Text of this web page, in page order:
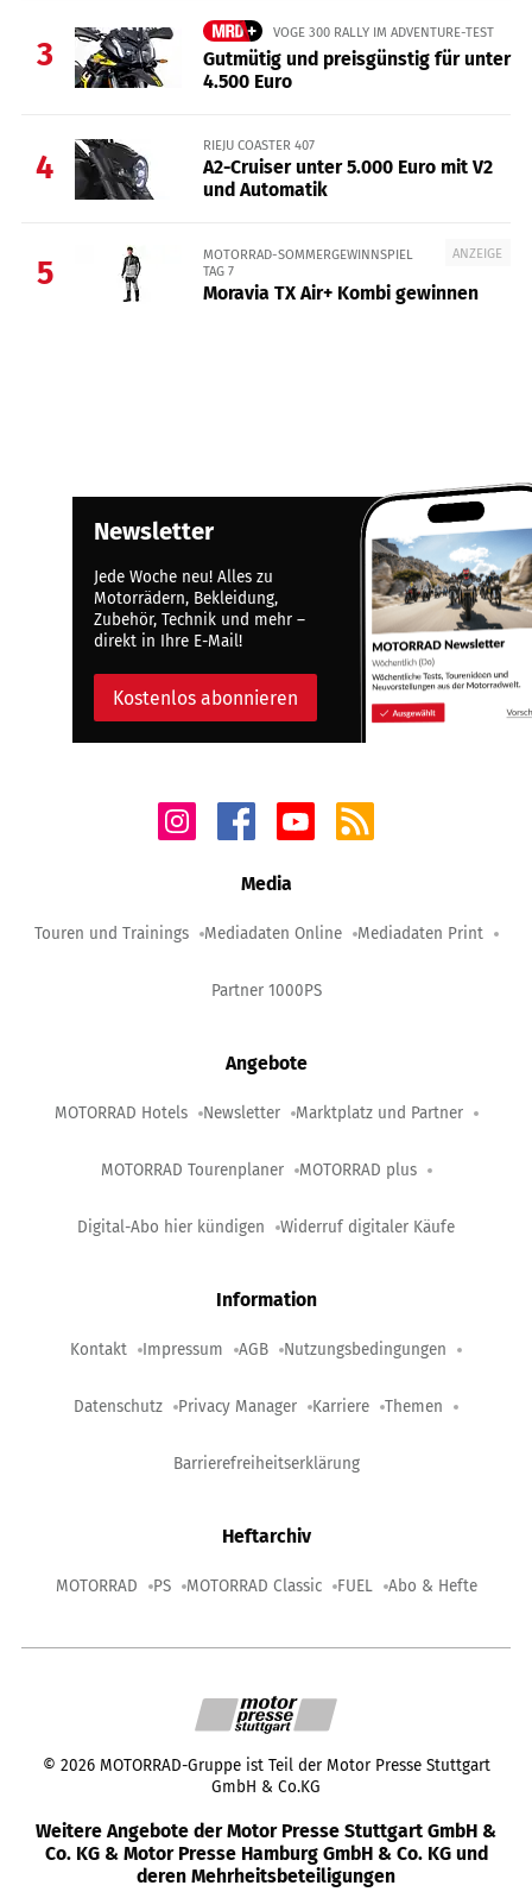
3
VOGE 300 RALLY IM ADVENTURE-TEST
Gutmütig und preisgünstig für unter
4.500 Euro
4
RIEJU COASTER 407
A2-Cruiser unter 5.000 Euro mit V2
und Automatik
5
ANZEIGE
MOTORRAD-SOMMERGEWINNSPIEL
TAG 7
Moravia TX Air+ Kombi gewinnen
Newsletter
Jede Woche neu! Alles zu
Motorrädern, Bekleidung,
Zubehör, Technik und mehr –
direkt in Ihre E-Mail!
Kostenlos abonnieren
Media
Touren und Trainings Mediadaten Online Mediadaten Print
Partner 1000PS
Angebote
MOTORRAD Hotels Newsletter Marktplatz und Partner
MOTORRAD Tourenplaner MOTORRAD plus
Digital-Abo hier kündigen Widerruf digitaler Käufe
Information
Kontakt Impressum AGB Nutzungsbedingungen
Datenschutz Privacy Manager Karriere Themen
Barrierefreiheitserklärung
Heftarchiv
MOTORRAD PS MOTORRAD Classic FUEL Abo & Hefte
© 2026 MOTORRAD-Gruppe ist Teil der Motor Presse Stuttgart
GmbH & Co.KG
Weitere Angebote der Motor Presse Stuttgart GmbH &
Co. KG & Motor Presse Hamburg GmbH & Co. KG und
deren Mehrheitsbeteiligungen